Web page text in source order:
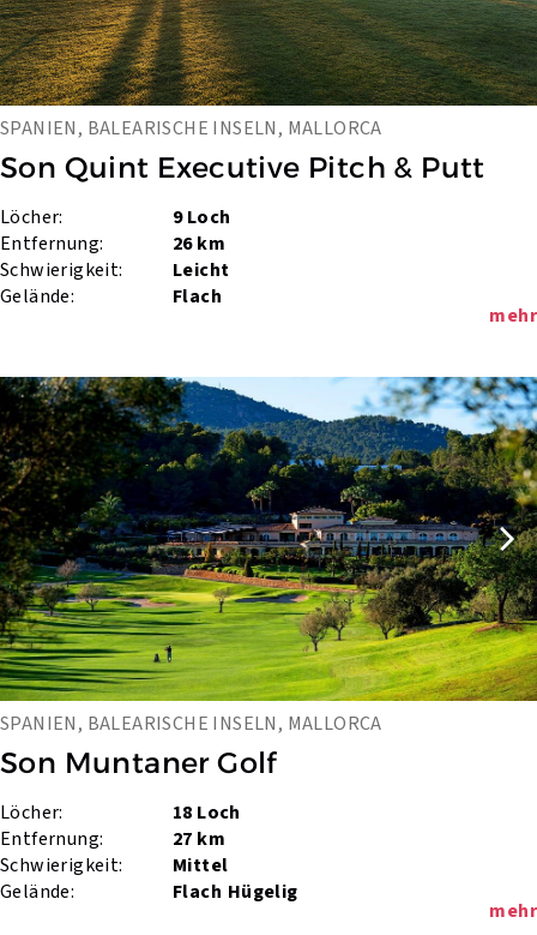
SPANIEN, BALEARISCHE INSELN, MALLORCA
Son Quint Executive Pitch & Putt
Löcher:
9 Loch
Entfernung:
26 km
Schwierigkeit:
Leicht
Gelände:
Flach
mehr
SPANIEN, BALEARISCHE INSELN, MALLORCA
Son Muntaner Golf
Löcher:
18 Loch
Entfernung:
27 km
Schwierigkeit:
Mittel
Gelände:
Flach Hügelig
mehr